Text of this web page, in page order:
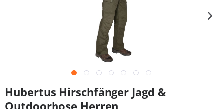
Hubertus Hirschfänger Jagd &
Outdoorhose Herren